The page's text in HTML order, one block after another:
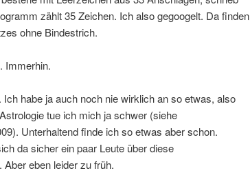
zählt 35 Zeichen. Ich also gegoogelt. Da finden
ohne Bindestrich.
Immerhin.
habe ja auch noch nie wirklich an so etwas, also
tue ich mich ja schwer (siehe
Unterhaltend finde ich so etwas aber schon.
da sicher ein paar Leute über diese
Aber eben leider zu früh.